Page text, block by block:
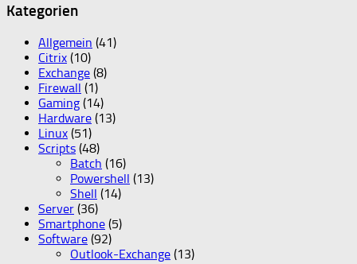
Kategorien
Allgemein (41)
Citrix (10)
Exchange (8)
Firewall (1)
Gaming (14)
Hardware (13)
Linux (51)
Scripts (48)
Batch (16)
Powershell (13)
Shell (14)
Server (36)
Smartphone (5)
Software (92)
Outlook-Exchange (13)